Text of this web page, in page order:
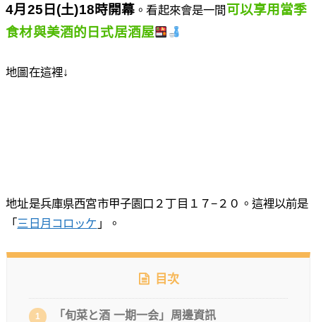
4月25日(土)18時開幕 。看起來會是一間 可以享用當季
食材與美酒的日式居酒屋
地圖在這裡↓
地址是兵庫県西宮市甲子園口２丁目１７−２０。這裡以前是
「 三日月コロッケ 」。
目次
1 「旬菜と酒 一期一会」周邊資訊